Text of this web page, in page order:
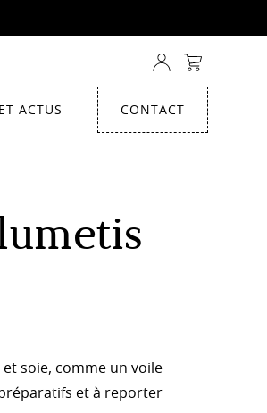
ACTUS CONTACT
soie, comme un voile
et à reporter